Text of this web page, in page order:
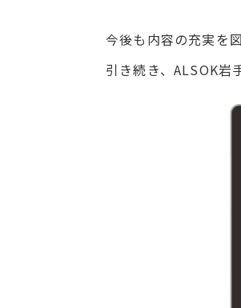
今後も内容の充実を
引き続き、ALSOK岩